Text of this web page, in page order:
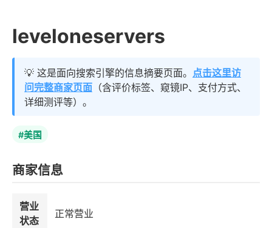
leveloneservers
💡 这是面向搜索引擎的信息摘要页面。 点击这里访
问完整商家页面 （含评价标签、窥镜IP、支付方式、
详细测评等）。
#美国
商家信息
营业
状态
正常营业